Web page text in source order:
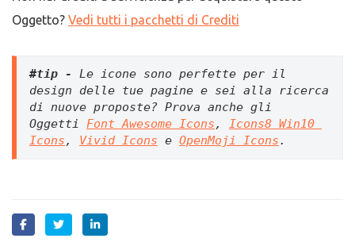
Oggetto? Vedi tutti i pacchetti di Crediti
#tip -
Le icone sono perfette per il
design delle tue pagine e sei alla ricerca
di nuove proposte? Prova anche gli
Oggetti Font Awesome Icons, Icons8 Win10
Icons, Vivid Icons e OpenMoji Icons.